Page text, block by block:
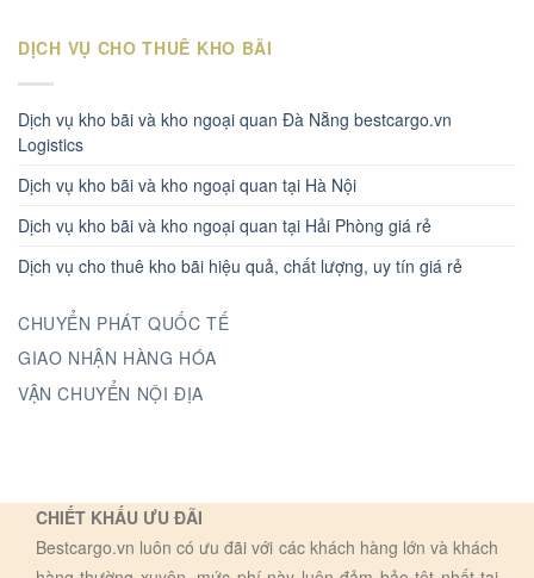
DỊCH VỤ CHO THUÊ KHO BÃI
Dịch vụ kho bãi và kho ngoại quan Đà Nẵng bestcargo.vn
Logistics
Dịch vụ kho bãi và kho ngoại quan tại Hà Nội
Dịch vụ kho bãi và kho ngoại quan tại Hải Phòng giá rẻ
Dịch vụ cho thuê kho bãi hiệu quả, chất lượng, uy tín giá rẻ
CHUYỂN PHÁT QUỐC TẾ
GIAO NHẬN HÀNG HÓA
VẬN CHUYỂN NỘI ĐỊA
CHIẾT KHẤU ƯU ĐÃI
Bestcargo.vn luôn có ưu đãi với các khách hàng lớn và khách